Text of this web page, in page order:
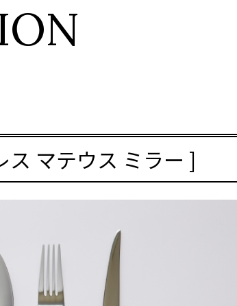
ス マテウス ミラー ]